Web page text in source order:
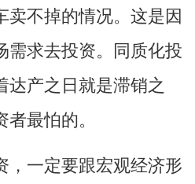
卖不掉的情况。这是因
需求去投资。同质化投
达产之日就是滞销之
最怕的。
一定要跟宏观经济形